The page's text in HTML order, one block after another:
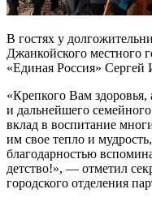
В гостях у
Джанкойского местного
«Единая Россия» Сергей
«Крепкого Вам здоровья,
и дальнейшего
вклад в воспитание
им свое тепло и
благодарностью
детство!», — отметил
городского отделения